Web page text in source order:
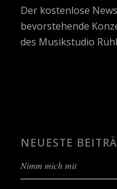
Der kostenlose
bevorstehende
des Musikstudio
NEUESTE
Nimm mich mit